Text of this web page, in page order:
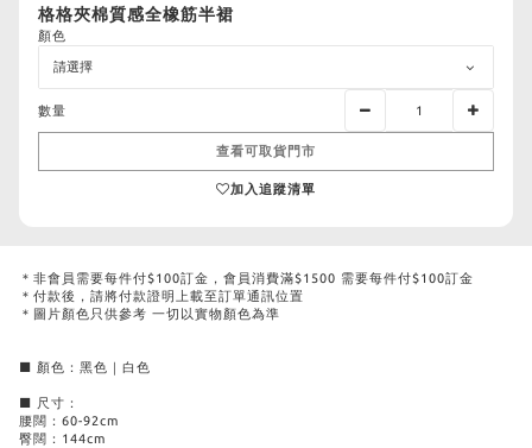
格格夾棉質感全橡筋半裙
顏色
數量
查看可取貨門市
加入追蹤清單
＊非會員需要每件付$100訂金，會員消費滿$1500 需要每件付$100訂金
＊付款後，請將付款證明上載至訂單通訊位置
＊圖片顏色只供參考 一切以實物顏色為準
■ 顏色：黑色｜白色
■ 尺寸：
腰闊：60-92cm
臀闊：144cm